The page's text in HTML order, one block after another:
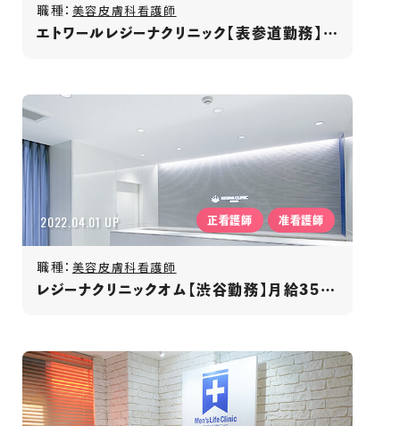
職種： 美容皮膚科看護師
エトワールレジーナクリニック【表参道勤務】美容皮膚科/年間休日120日以上/月収35万円以上
2022.04.01 UP 正看護師 准看護師
職種： 美容皮膚科看護師
レジーナクリニックオム【渋谷勤務】月給35万円～/年間休日120日以上/賞与年2回/男性専門クリニック